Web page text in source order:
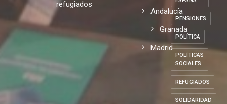
experiencia
refugiados
Andalucia
Andalucía
Granada
PARTIDOS
POLÍTICOS
DE
ESPAÑA
PENSIONES
POLÍTICA
POLÍTICAS
SOCIALES